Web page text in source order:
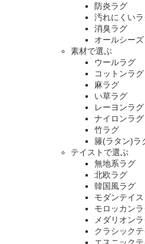
防炎ラグ
汚れにくい
消臭ラグ
オールシー
素材で選ぶ
ウールラグ
コットンラグ
麻ラグ
い草ラグ
レーヨンラグ
ナイロンラグ
竹ラグ
籐(ラタン)ラ
テイストで選ぶ
無地系ラグ
北欧ラグ
韓国風ラグ
モダンテイ
モロッカン
メダリオン
クラシック